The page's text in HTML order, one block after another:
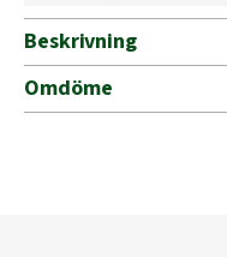
Beskrivning
Omdöme